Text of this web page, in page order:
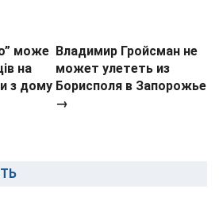
може
на
з дому
Владимир Гройсман не
может улететь из
Борисполя в Запорожье
→